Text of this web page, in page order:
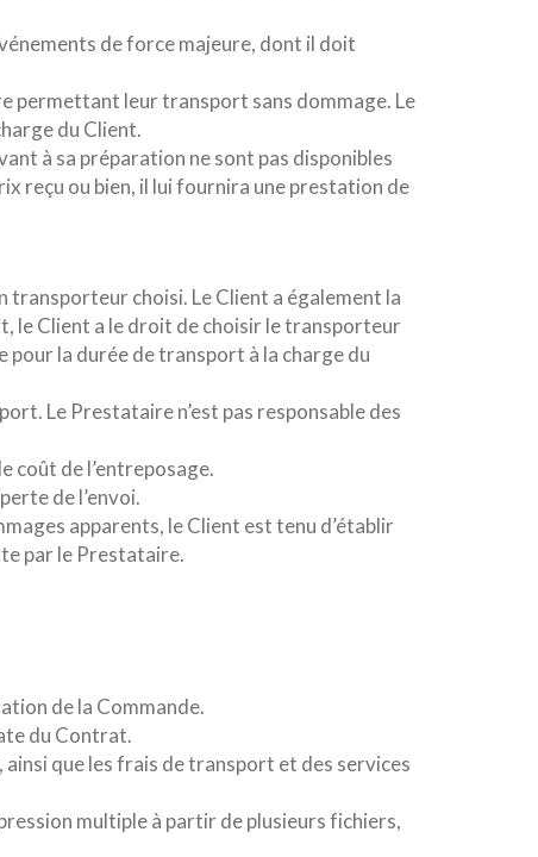
de force majeure, dont il doit
permettant leur transport sans dommage. Le
du Client.
à sa préparation ne sont pas disponibles
reçu ou bien, il lui fournira une prestation de
transporteur choisi. Le Client a également la
le Client a le droit de choisir le transporteur
la durée de transport à la charge du
Le Prestataire n’est pas responsable des
coût de l’entreposage.
de l’envoi.
apparents, le Client est tenu d’établir
par le Prestataire.
de la Commande.
du Contrat.
que les frais de transport et des services
multiple à partir de plusieurs fichiers,